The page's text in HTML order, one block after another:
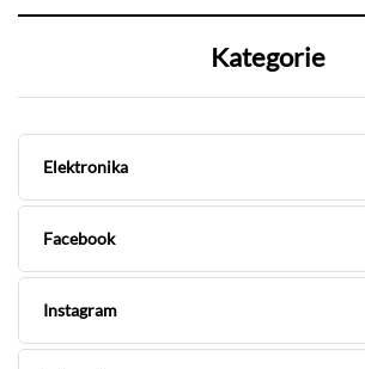
Kategorie
Elektronika
Facebook
Instagram